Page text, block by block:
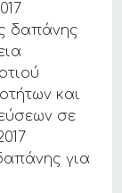
δαπάνης
και
σε
για